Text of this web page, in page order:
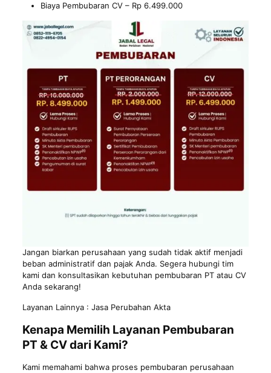
Biaya Pembubaran CV – Rp 6.499.000
Jangan biarkan perusahaan yang sudah tidak aktif menjadi
beban administratif dan pajak Anda. Segera hubungi tim
kami dan konsultasikan kebutuhan pembubaran PT atau CV
Anda sekarang!
Layanan Lainnya : Jasa Perubahan Akta
Kenapa Memilih Layanan Pembubaran
PT & CV dari Kami?
Kami memahami bahwa proses pembubaran perusahaan